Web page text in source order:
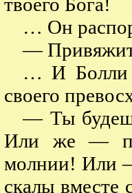
… Он
—
… И Болли
своего
— Ты
Или же —
молнии! Или
скалы вместе